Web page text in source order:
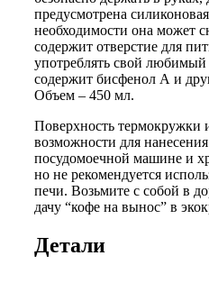
предусмотрена
необходимости она может
содержит отверстие для
употреблять свой
содержит бисфенол А и
Объем – 450 мл.
Поверхность термокружки
возможности для
посудомоечной машине и
но не рекомендуется
печи. Возьмите с собой в
дачу “кофе на вынос” в
Детали